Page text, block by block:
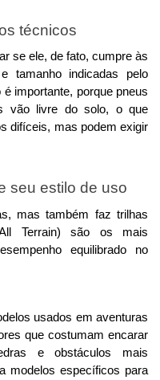
técnicos
se ele, de fato, cumpre às
tamanho indicadas pelo
é importante, porque pneus
vão livre do solo, o que
difíceis, mas podem exigir
seu estilo de uso
mas também faz trilhas
Terrain) são os mais
equilibrado no
usados em aventuras
que costumam encarar
e obstáculos mais
modelos específicos para